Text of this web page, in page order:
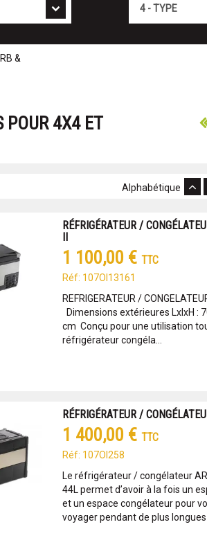
&
POUR 4X4 ET
Alphabétique
RÉFRIGÉRATEUR /
II
1 100,00 € TTC
Réf: 107OI13161
REFRIGERATEUR /
Dimensions extérieures LxlxH :
cm Conçu pour une utilisation
réfrigérateur congéla...
RÉFRIGÉRATEUR /
1 400,00 € TTC
Réf: 107OI258
Le réfrigérateur / congélateur
44L permet d’avoir à la fois un
et un espace congélateur pour
voyager pendant de plus longues